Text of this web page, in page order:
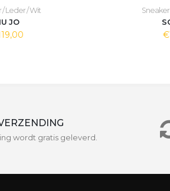
/ Leder / Wit
JO
wordt gratis geleverd.